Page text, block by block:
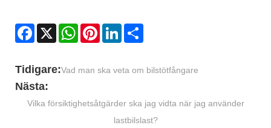
Facebook
X WhatsAppPinterestLinkedIn
Tidigare:Vad man ska veta om bilstötfångare
Nästa:
Vilka försiktighetsåtgärder ska jag vidta när jag använder
lastbilslast?